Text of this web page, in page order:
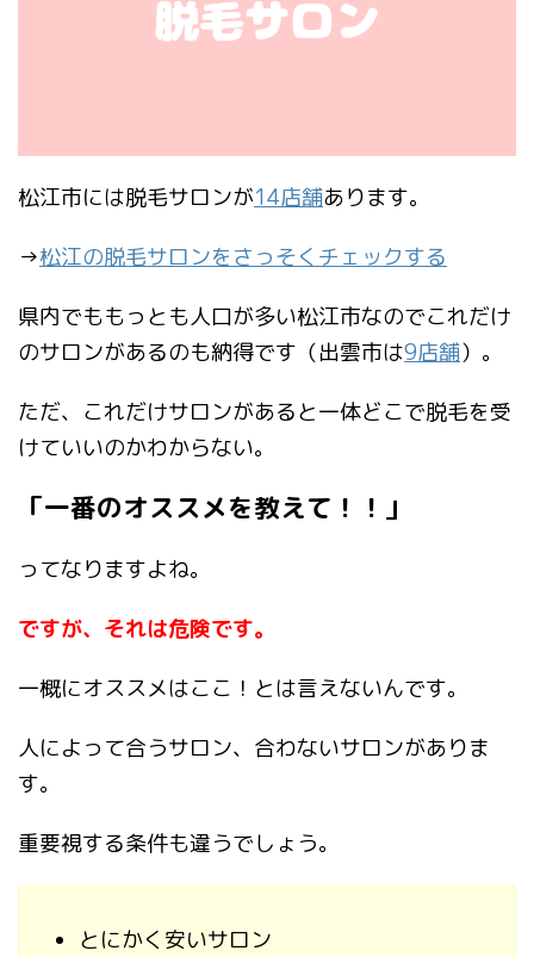
松江市には脱毛サロンが14店舗あります。
→松江の脱毛サロンをさっそくチェックする
県内でももっとも人口が多い松江市なのでこれだけ
のサロンがあるのも納得です（出雲市は9店舗）。
ただ、これだけサロンがあると一体どこで脱毛を受
けていいのかわからない。
「一番のオススメを教えて！！」
ってなりますよね。
ですが、それは危険です。
一概にオススメはここ！とは言えないんです。
人によって合うサロン、合わないサロンがありま
す。
重要視する条件も違うでしょう。
とにかく安いサロン